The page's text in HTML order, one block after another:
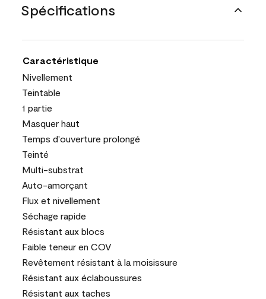
Spécifications
Caractéristique
Nivellement
Teintable
1 partie
Masquer haut
Temps d'ouverture prolongé
Teinté
Multi-substrat
Auto-amorçant
Flux et nivellement
Séchage rapide
Résistant aux blocs
Faible teneur en COV
Revêtement résistant à la moisissure
Résistant aux éclaboussures
Résistant aux taches